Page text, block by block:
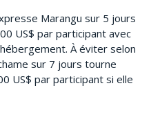
Marangu sur 5 jours
US$ par participant avec
À éviter selon
sur 7 jours tourne
US$ par participant si elle